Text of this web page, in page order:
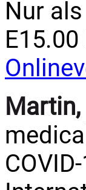
Nur
E15.00